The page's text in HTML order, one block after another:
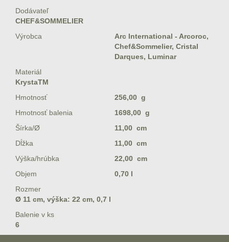
Dodávateľ
CHEF&SOMMELIER
Výrobca
Arc International - Arcoroc,
Chef&Sommelier, Cristal
Darques, Luminar
Materiál
KrystaTM
Hmotnosť
256,00 g
Hmotnosť balenia
1698,00 g
Šírka/Ø
11,00 cm
Dĺžka
11,00 cm
Výška/hrúbka
22,00 cm
Objem
0,70 l
Rozmer
Ø 11 cm, výška: 22 cm, 0,7 l
Balenie v ks
6